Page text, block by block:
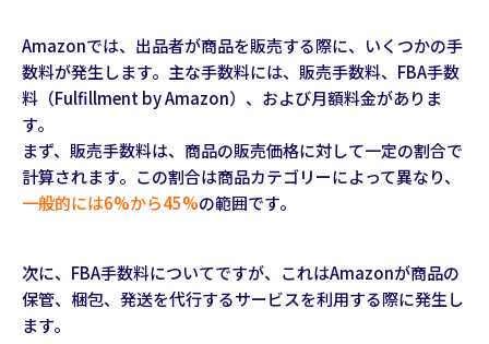
Amazonでは、出品者が商品を販売する際に、いくつかの手
数料が発生します。主な手数料には、販売手数料、FBA手数
料（Fulfillment by Amazon）、および月額料金がありま
す。
まず、販売手数料は、商品の販売価格に対して一定の割合で
計算されます。この割合は商品カテゴリーによって異なり、
一般的には6%から45%の範囲です。
次に、FBA手数料についてですが、これはAmazonが商品の
保管、梱包、発送を代行するサービスを利用する際に発生し
ます。